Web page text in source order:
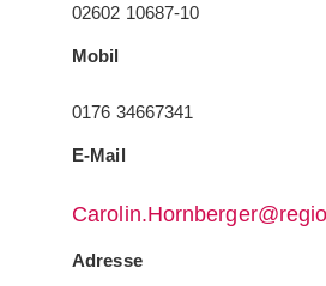
02602 10687-10
Mobil
0176 34667341
E-Mail
Adresse